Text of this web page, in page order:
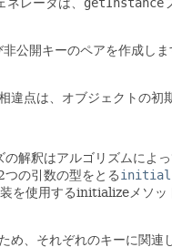
getInstance
公開キーのペアを作成しま
違点は、オブジェクトの初
の解釈はアルゴリズムによ
の引数の型をとる
を使用するinitializeメソッ
め、それぞれのキーに関